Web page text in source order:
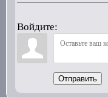
Войдите:
Отправить